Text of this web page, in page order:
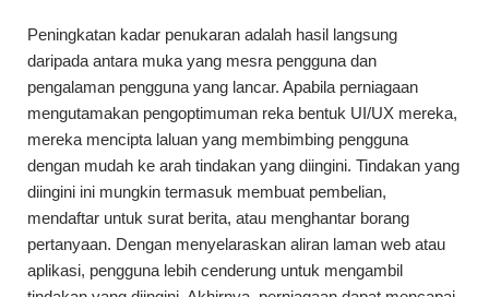
Peningkatan kadar penukaran adalah hasil langsung
daripada antara muka yang mesra pengguna dan
pengalaman pengguna yang lancar. Apabila perniagaan
mengutamakan pengoptimuman reka bentuk UI/UX mereka,
mereka mencipta laluan yang membimbing pengguna
dengan mudah ke arah tindakan yang diingini. Tindakan yang
diingini ini mungkin termasuk membuat pembelian,
mendaftar untuk surat berita, atau menghantar borang
pertanyaan. Dengan menyelaraskan aliran laman web atau
aplikasi, pengguna lebih cenderung untuk mengambil